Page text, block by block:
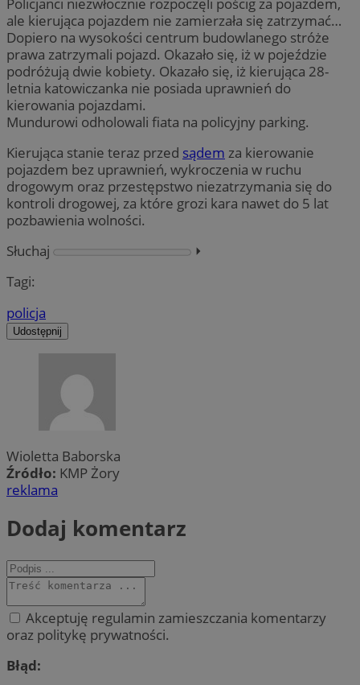
ale kierująca pojazdem nie zamierzała się zatrzymać…
Dopiero na wysokości centrum budowlanego stróże
prawa zatrzymali pojazd. Okazało się, iż w pojeździe
podróżują dwie kobiety. Okazało się, iż kierująca 28-
letnia katowiczanka nie posiada uprawnień do
kierowania pojazdami.
Mundurowi odholowali fiata na policyjny parking.
Kierująca stanie teraz przed sądem za kierowanie
pojazdem bez uprawnień, wykroczenia w ruchu
drogowym oraz przestępstwo niezatrzymania się do
kontroli drogowej, za które grozi kara nawet do 5 lat
pozbawienia wolności.
Słuchaj
⏵︎
Tagi:
policja
Udostępnij
Wioletta Baborska
Źródło: KMP Żory
reklama
Dodaj komentarz
Akceptuję regulamin zamieszczania komentarzy
oraz politykę prywatności.
Błąd: